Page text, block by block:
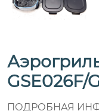
GSE026F/
ПОДРОБНАЯ